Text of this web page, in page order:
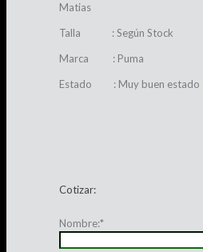
Matias
Talla : Según Stock
Marca : Puma
Estado : Muy buen estado
Cotizar:
Nombre:*